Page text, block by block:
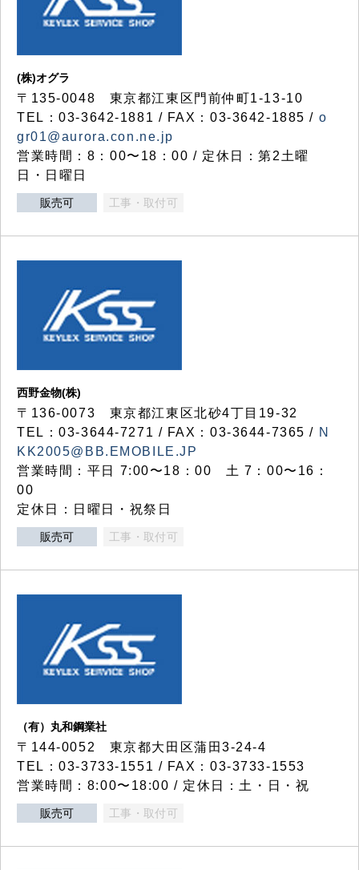
(株)オグラ
〒135-0048 東京都江東区門前仲町1-13-10
TEL：03-3642-1881 / FAX：03-3642-1885 / o
gr01@aurora.con.ne.jp
営業時間：8：00〜18：00 / 定休日：第2土曜
日・日曜日
販売可 工事・取付可
西野金物(株)
〒136-0073 東京都江東区北砂4丁目19-32
TEL：03‐3644‐7271 / FAX：03-3644-7365 / N
KK2005@BB.EMOBILE.JP
営業時間：平日 7:00〜18：00 土 7：00〜16：
00
定休日：日曜日・祝祭日
販売可 工事・取付可
（有）丸和鋼業社
〒144-0052 東京都大田区蒲田3-24-4
TEL：03-3733-1551 / FAX：03-3733-1553
営業時間：8:00〜18:00 / 定休日：土・日・祝
販売可 工事・取付可